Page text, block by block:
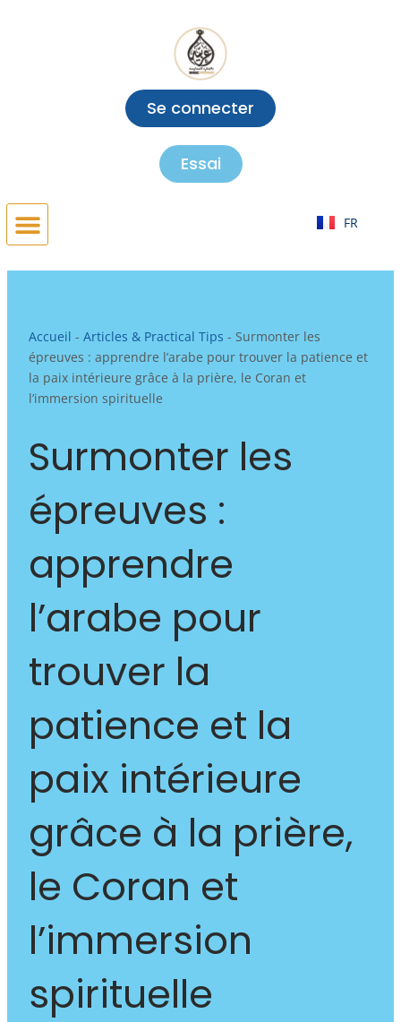
Se connecter
Essai
FR
AR
Accueil - Articles & Practical Tips - Surmonter les
épreuves : apprendre l’arabe pour trouver la patience et
la paix intérieure grâce à la prière, le Coran et
l’immersion spirituelle
Surmonter les
épreuves :
apprendre
l’arabe pour
trouver la
patience et la
paix intérieure
grâce à la prière,
le Coran et
l’immersion
spirituelle